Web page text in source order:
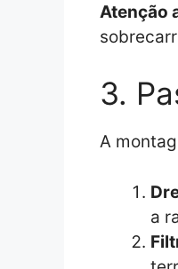
Atenção
3.
A
a